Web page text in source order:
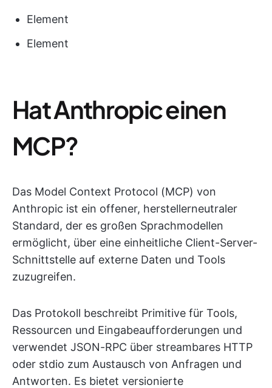
Element
Element
Hat Anthropic einen
MCP?
Das Model Context Protocol (MCP) von
Anthropic ist ein offener, herstellerneutraler
Standard, der es großen Sprachmodellen
ermöglicht, über eine einheitliche Client-Server-
Schnittstelle auf externe Daten und Tools
zuzugreifen.
Das Protokoll beschreibt Primitive für Tools,
Ressourcen und Eingabeaufforderungen und
verwendet JSON-RPC über streambares HTTP
oder stdio zum Austausch von Anfragen und
Antworten. Es bietet versionierte